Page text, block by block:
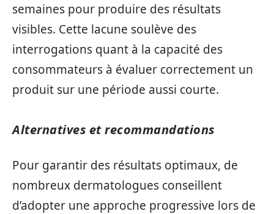
semaines pour produire des résultats
visibles. Cette lacune soulève des
interrogations quant à la capacité des
consommateurs à évaluer correctement un
produit sur une période aussi courte.
Alternatives et recommandations
Pour garantir des résultats optimaux, de
nombreux dermatologues conseillent
d’adopter une approche progressive lors de